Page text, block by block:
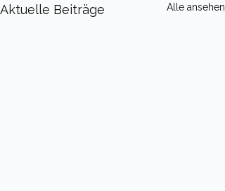
Aktuelle Beiträge Alle ansehen